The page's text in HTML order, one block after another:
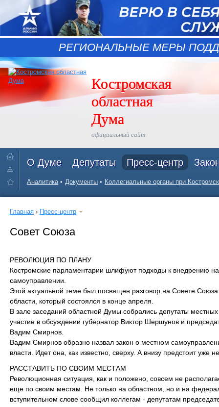
РЕГИОНАЛЬНЫЕ МЕРЫ
Костромская
областная
Дума
официальный сайт
О Думе Депутаты Пресс-центр
Аналитика Документы Коллегиальные органы при
Главная › Пресс-центр
Совет Союза
РЕВОЛЮЦИЯ ПО ПЛАНУ
Костромские парламентарии шлифуют подходы к внедрению
самоуправлении.
Этой актуальной теме был посвящен разговор на Совете Союза
области, который состоялся в конце апреля.
В зале заседаний областной Думы собрались депутаты
участие в обсуждении губернатор Виктор Шершунов и
Вадим Смирнов.
Вадим Смирнов образно назвал закон о местном
власти. Идет она, как известно, сверху. А внизу предстоит уже
РАССТАВИТЬ ПО СВОИМ МЕСТАМ
Революционная ситуация, как и положено, совсем не
еще по своим местам. Не только на областном, но и на
вступительном слове сообщил коллегам - депутатам